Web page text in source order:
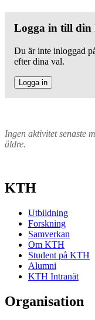
Logga in till din
Du är inte inloggad
efter dina val.
Logga in
Ingen aktivitet senaste
äldre.
KTH
Utbildning
Forskning
Samverkan
Om KTH
Student på KTH
Alumni
KTH Intranät
Organisation